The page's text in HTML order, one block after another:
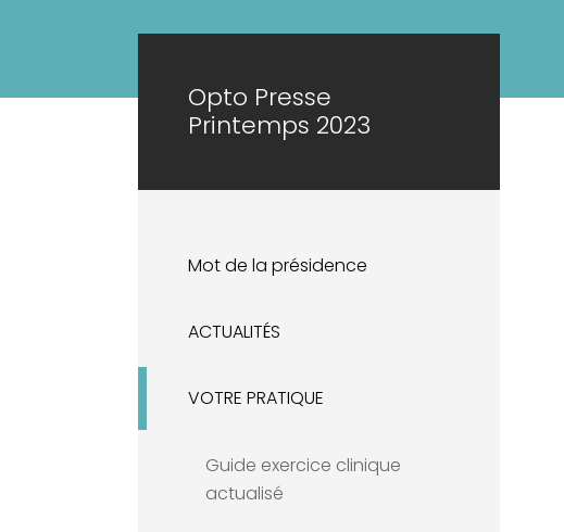
Opto Presse
Printemps 2023
Mot de la présidence
ACTUALITÉS
VOTRE PRATIQUE
Guide exercice clinique
actualisé